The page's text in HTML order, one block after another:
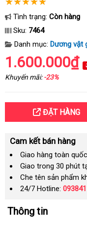
Tình trạng: Còn hàng
Sku: 7464
Danh mục: Dương vật
1.600.000₫
Khuyến mãi:-23%
ĐẶT HÀNG
Cam kết bán hàng
Giao hàng toàn
Giao trong 30 phút
Che tên sản phẩm
24/7 Hotline:
Thông tin